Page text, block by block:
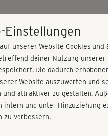
alles trainieren!
Einstellungen
unserer Website Cookies
deiner Nutzung
Die dadurch
Website auszuwerten und
und attraktiver zu gestalten.
intern und unter Hinzuziehung
zu verbessern.